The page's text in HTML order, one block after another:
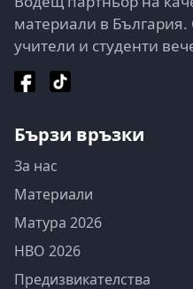
материали в
учители и студенти
Бързи връзки
За нас
Материали
Матура 2026
НВО 2026
Предизвикателства